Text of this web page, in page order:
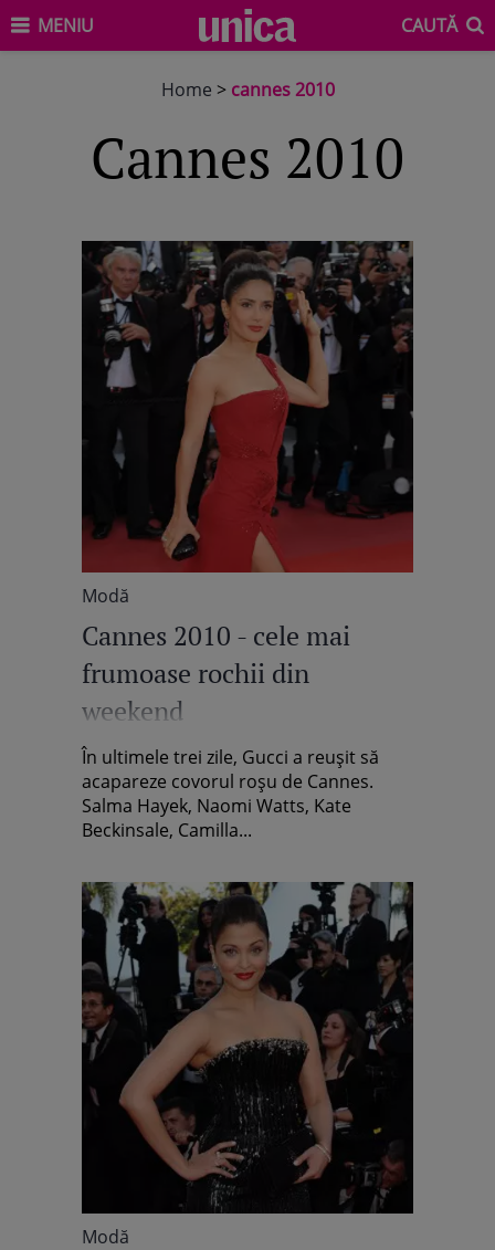
MENIU CAUTĂ
Home > cannes 2010
cannes 2010
Modă
Cannes 2010 - cele mai
frumoase rochii din
weekend
În ultimele trei zile, Gucci a reuşit să
acapareze covorul roşu de Cannes.
Salma Hayek, Naomi Watts, Kate
Beckinsale, Camilla...
Modă